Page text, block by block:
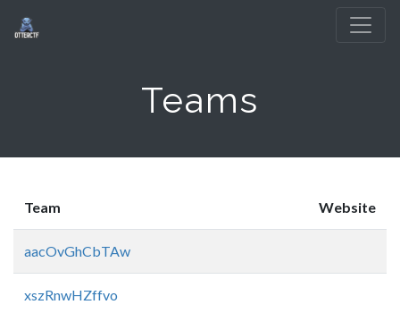
Teams
Team Website
aacOvGhCbTAw
xszRnwHZffvo